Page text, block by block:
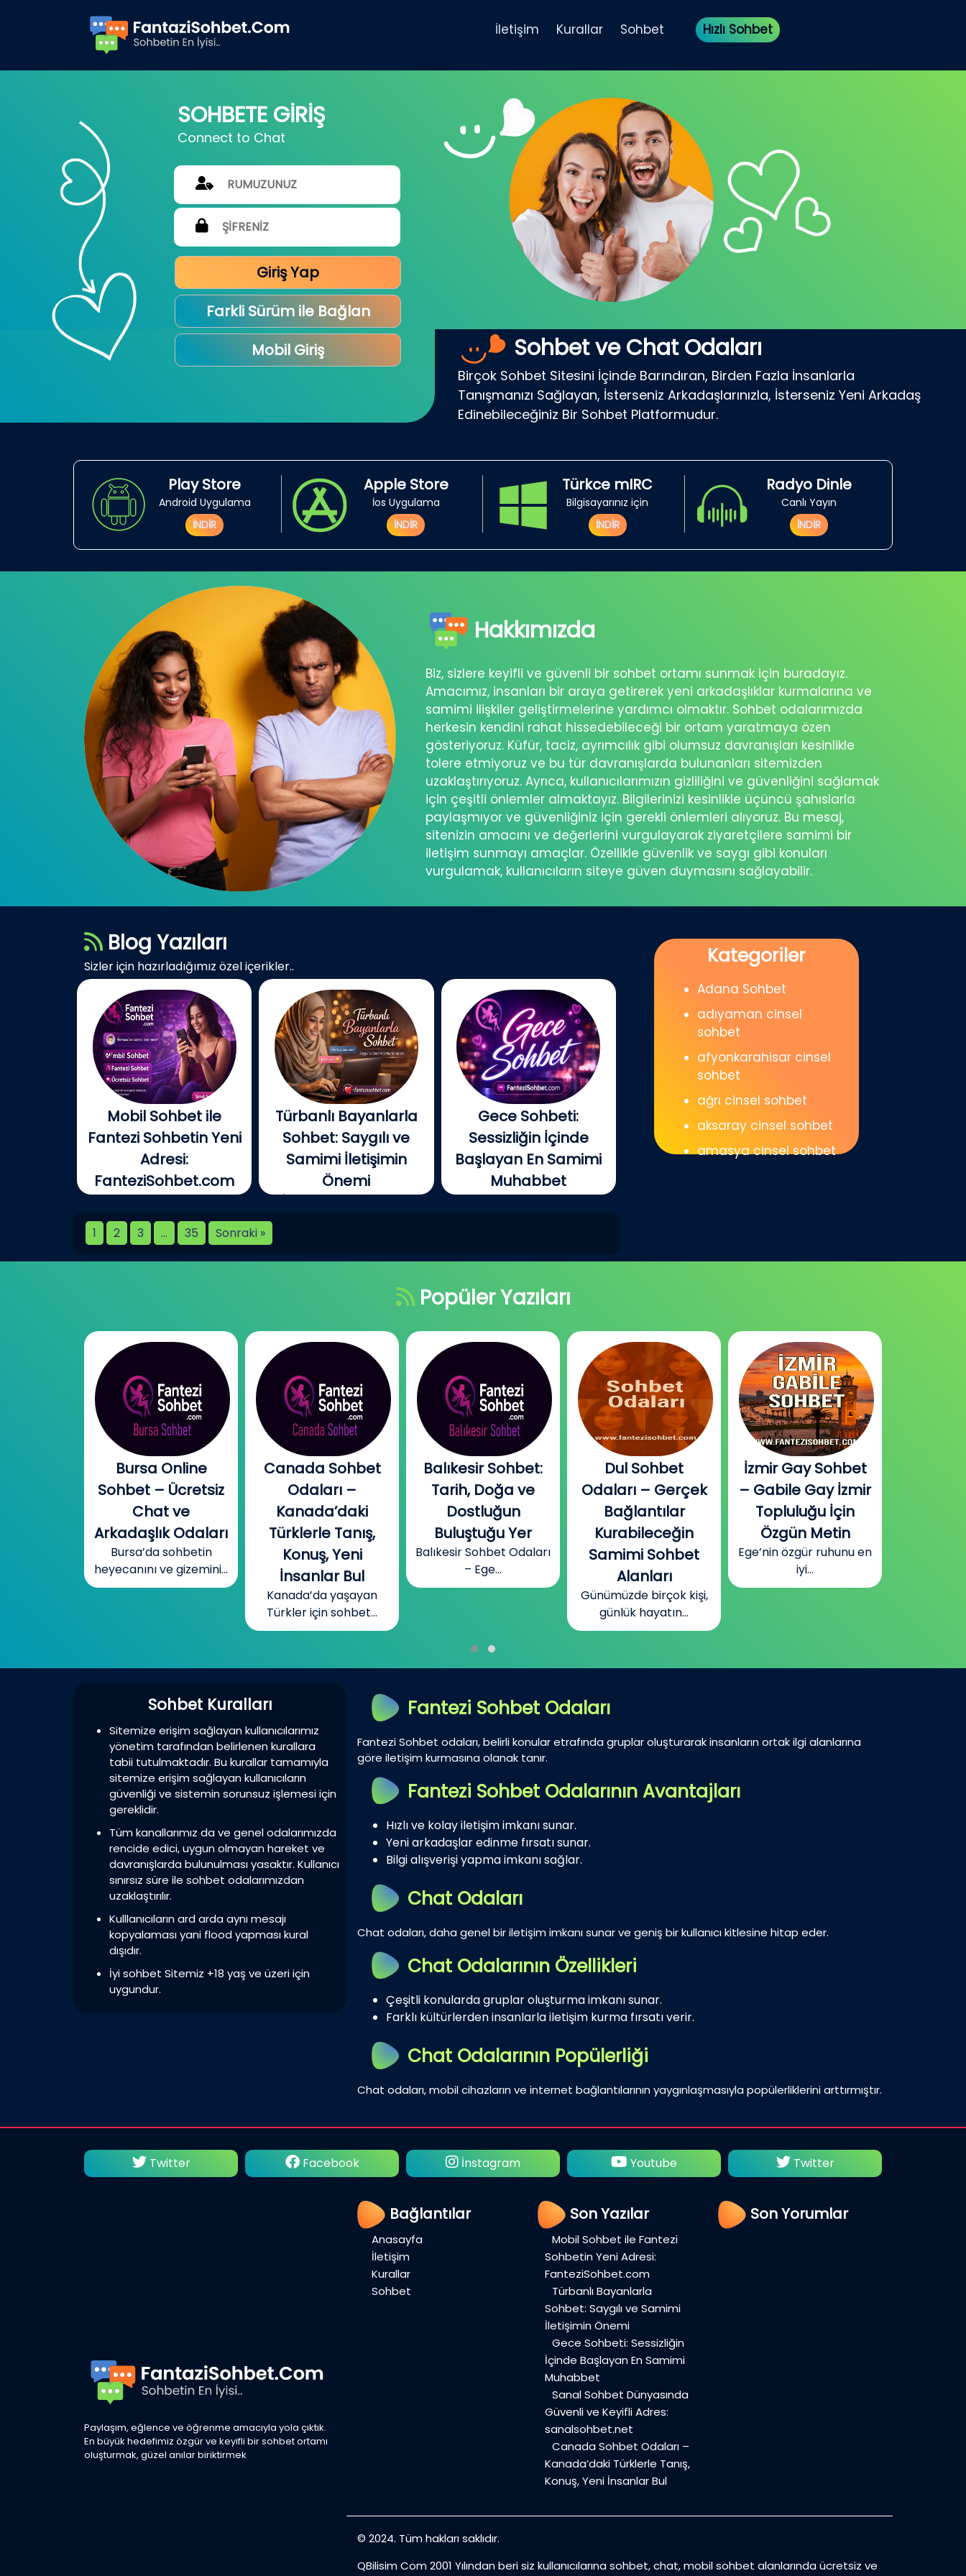
İletişim Kurallar Sohbet Hızlı Sohbet
SOHBETE GİRİŞ
Connect to Chat
Giriş Yap
Farkli Sürüm ile Bağlan
Mobil Giriş
Sohbet ve Chat Odaları
Birçok Sohbet Sitesini İçinde Barındıran, Birden Fazla İnsanlarla
Tanışmanızı Sağlayan, İsterseniz Arkadaşlarınızla, İsterseniz Yeni Arkadaş
Edinebileceğiniz Bir Sohbet Platformudur.
Play Store
Android Uygulama
İNDİR
Apple Store
İos Uygulama
İNDİR
Türkce mIRC
Bilgisayarınız için
İNDİR
Radyo Dinle
Canlı Yayın
İNDİR
Hakkımızda
Biz, sizlere keyifli ve güvenli bir sohbet ortamı sunmak için buradayız.
Amacımız, insanları bir araya getirerek yeni arkadaşlıklar kurmalarına ve
samimi ilişkiler geliştirmelerine yardımcı olmaktır. Sohbet odalarımızda
herkesin kendini rahat hissedebileceği bir ortam yaratmaya özen
gösteriyoruz. Küfür, taciz, ayrımcılık gibi olumsuz davranışları kesinlikle
tolere etmiyoruz ve bu tür davranışlarda bulunanları sitemizden
uzaklaştırıyoruz. Ayrıca, kullanıcılarımızın gizliliğini ve güvenliğini sağlamak
için çeşitli önlemler almaktayız. Bilgilerinizi kesinlikle üçüncü şahıslarla
paylaşmıyor ve güvenliğiniz için gerekli önlemleri alıyoruz. Bu mesaj,
sitenizin amacını ve değerlerini vurgulayarak ziyaretçilere samimi bir
iletişim sunmayı amaçlar. Özellikle güvenlik ve saygı gibi konuları
vurgulamak, kullanıcıların siteye güven duymasını sağlayabilir.
Blog Yazıları
Sizler için hazırladığımız özel içerikler..
Mobil Sohbet ile
Fantezi Sohbetin Yeni
Adresi:
FanteziSohbet.com
Açık konuşayım, artık çoğu
kişi...
Türbanlı Bayanlarla
Sohbet: Saygılı ve
Samimi İletişimin
Önemi
İnternetin gelişmesiyle
Gece Sohbeti:
Sessizliğin İçinde
Başlayan En Samimi
Muhabbet
Gecenin ilerleyen
1
2 3 … 35 Sonraki »
Kategoriler
Adana Sohbet
adıyaman cinsel
sohbet
afyonkarahisar cinsel
sohbet
ağrı cinsel sohbet
aksaray cinsel sohbet
amasya cinsel sohbet
Popüler Yazıları
Bursa Online
Sohbet – Ücretsiz
Chat ve
Arkadaşlık Odaları
Bursa’da sohbetin
heyecanını ve gizemini...
Canada Sohbet
Odaları –
Kanada’daki
Türklerle Tanış,
Konuş, Yeni
İnsanlar Bul
Kanada’da yaşayan
Türkler için sohbet...
Balıkesir Sohbet:
Tarih, Doğa ve
Dostluğun
Buluştuğu Yer
Balıkesir Sohbet Odaları
– Ege...
Dul Sohbet
Odaları – Gerçek
Bağlantılar
Kurabileceğin
Samimi Sohbet
Alanları
Günümüzde birçok kişi,
günlük hayatın...
İzmir Gay Sohbet
– Gabile Gay İzmir
Topluluğu İçin
Özgün Metin
Ege’nin özgür ruhunu en
iyi...
Sohbet Kuralları
Sitemize erişim sağlayan kullanıcılarımız
yönetim tarafından belirlenen kurallara
tabii tutulmaktadır. Bu kurallar tamamıyla
sitemize erişim sağlayan kullanıcıların
güvenliği ve sistemin sorunsuz işlemesi için
gereklidir.
Tüm kanallarımız da ve genel odalarımızda
rencide edici, uygun olmayan hareket ve
davranışlarda bulunulması yasaktır. Kullanıcı
sınırsız süre ile sohbet odalarımızdan
uzaklaştırılır.
Kulllanıcıların ard arda aynı mesajı
kopyalaması yani flood yapması kural
dışıdır.
İyi sohbet Sitemiz +18 yaş ve üzeri için
uygundur.
Fantezi Sohbet Odaları
Fantezi Sohbet odaları, belirli konular etrafında gruplar oluşturarak insanların ortak ilgi alanlarına
göre iletişim kurmasına olanak tanır.
Fantezi Sohbet Odalarının Avantajları
Hızlı ve kolay iletişim imkanı sunar.
Yeni arkadaşlar edinme fırsatı sunar.
Bilgi alışverişi yapma imkanı sağlar.
Chat Odaları
Chat odaları, daha genel bir iletişim imkanı sunar ve geniş bir kullanıcı kitlesine hitap eder.
Chat Odalarının Özellikleri
Çeşitli konularda gruplar oluşturma imkanı sunar.
Farklı kültürlerden insanlarla iletişim kurma fırsatı verir.
Chat Odalarının Popülerliği
Chat odaları, mobil cihazların ve internet bağlantılarının yaygınlaşmasıyla popülerliklerini arttırmıştır.
Twitter Facebook İnstagram Youtube Twitter
Paylaşım, eğlence ve öğrenme amacıyla yola çıktık.
En büyük hedefimiz özgür ve keyifli bir sohbet ortamı
oluşturmak, güzel anılar biriktirmek
Bağlantılar
Anasayfa
İletişim
Kurallar
Sohbet
Son Yazılar
Mobil Sohbet ile Fantezi
Sohbetin Yeni Adresi:
FanteziSohbet.com
Türbanlı Bayanlarla
Sohbet: Saygılı ve Samimi
İletişimin Önemi
Gece Sohbeti: Sessizliğin
İçinde Başlayan En Samimi
Muhabbet
Sanal Sohbet Dünyasında
Güvenli ve Keyifli Adres:
sanalsohbet.net
Canada Sohbet Odaları –
Kanada’daki Türklerle Tanış,
Konuş, Yeni İnsanlar Bul
Son Yorumlar
© 2024. Tüm hakları saklıdır.
QBilisim Com 2001 Yılından beri siz kullanıcılarına sohbet, chat, mobil sohbet alanlarında ücretsiz ve